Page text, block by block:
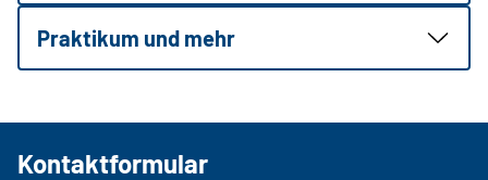
Praktikum und mehr
Kontaktformular